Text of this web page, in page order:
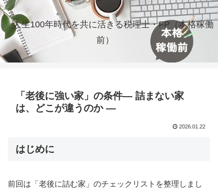
人生100年時代を共に活きる税理士・FP（本格稼働
前）
「老後に強い家」の条件― 詰まない家
は、どこが違うのか ―
2026.01.22
はじめに
前回は「老後に詰む家」のチェックリストを整理しまし